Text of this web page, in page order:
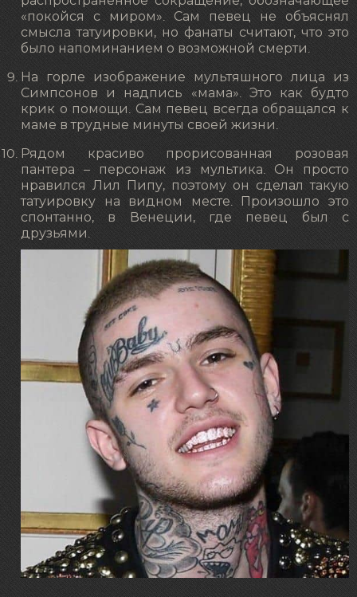
«покойся с миром». Сам певец не объяснял
смысла татуировки, но фанаты считают, что это
было напоминанием о возможной смерти.
На горле изображение мультяшного лица из
Симпсонов и надпись «мама». Это как будто
крик о помощи. Сам певец всегда обращался к
маме в трудные минуты своей жизни.
Рядом красиво прорисованная розовая
пантера – персонаж из мультика. Он просто
нравился Лил Пипу, поэтому он сделал такую
татуировку на видном месте. Произошло это
спонтанно, в Венеции, где певец был с
друзьями.